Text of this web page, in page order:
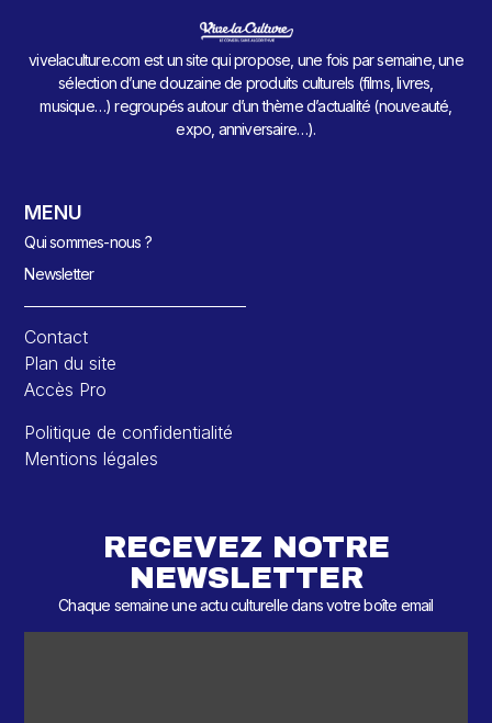
vivelaculture.com est un site qui propose, une fois par semaine, une
sélection d’une douzaine de produits culturels (films, livres,
musique…) regroupés autour d’un thème d’actualité (nouveauté,
expo, anniversaire…).
MENU
Qui sommes-nous ?
Newsletter
Contact
Plan du site
Accès Pro
Politique de confidentialité
Mentions légales
RECEVEZ NOTRE
NEWSLETTER
Chaque semaine une actu culturelle dans votre boîte email